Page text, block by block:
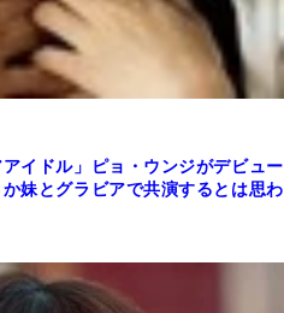
アイドル」ピョ・ウンジがデビュー
妹とグラビアで共演するとは思わ